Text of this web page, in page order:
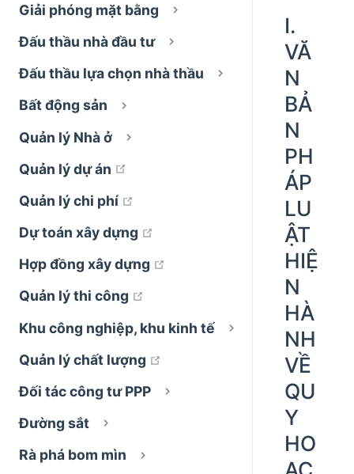
Giải phóng mặt bằng
Đấu thầu nhà đầu tư
Đấu thầu lựa chọn nhà thầu
Bất động sản
Quản lý Nhà ở
Quản lý dự án
Quản lý chi phí
Dự toán xây dựng
open in new window
Hợp đồng xây dựng
open in new window
Quản lý thi công
Khu công nghiệp, khu kinh tế
Quản lý chất lượng
open in new window
Đối tác công tư PPP
Đường sắt
Rà phá bom mìn
I.
VĂ
N
BẢ
N
PH
ÁP
LU
ẬT
HIỆ
N
HÀ
NH
VỀ
QU
Y
HO
ẠC